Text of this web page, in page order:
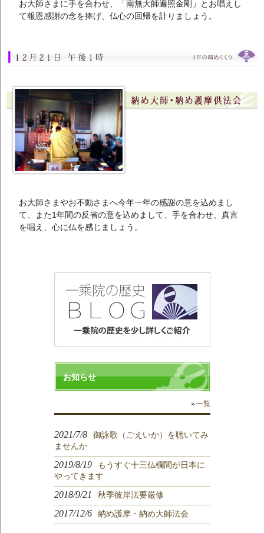
お大師さまに手を合わせ、「南無大師遍照金剛」とお唱えし
て報恩感謝の念を捧げ、仏心の回帰を計りましょう。
お大師さまやお不動さまへ今年一年の感謝の意を込めまし
て、また1年間の反省の意を込めまして、手を合わせ、真言
を唱え、心に仏を感じましょう。
お知らせ
一覧
2021/7/8
御詠歌（ごえいか）を聴いてみ
ませんか
2019/8/19
もうすぐ十三仏欄間が日本に
やってきます
2018/9/21 秋季彼岸法要厳修
2017/12/6 納め護摩・納め大師法会